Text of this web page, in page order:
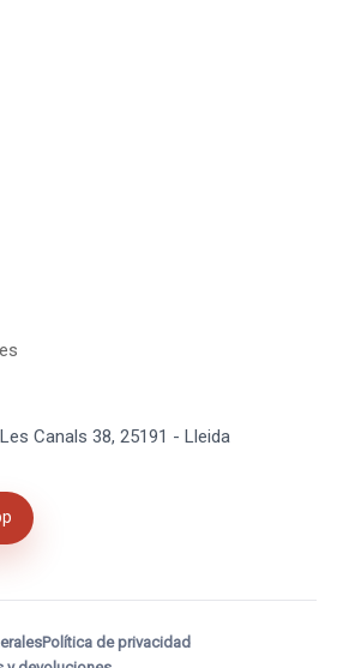
Canals 38, 25191 - Lleida
Política de privacidad